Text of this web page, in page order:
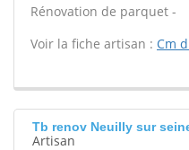
Rénovation de parquet -
Voir la fiche artisan : Cm
Tb renov Neuilly sur
Artisan